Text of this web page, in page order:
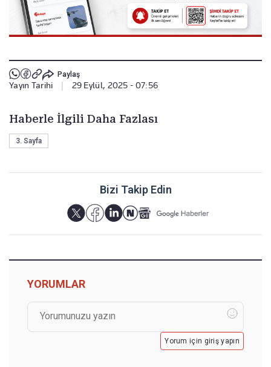
Paylaş
Yayın Tarihi 29 Eylül, 2025 - 07:56
Haberle İlgili Daha Fazlası
3. Sayfa
Bizi Takip Edin
YORUMLAR
Yorum için giriş yapın